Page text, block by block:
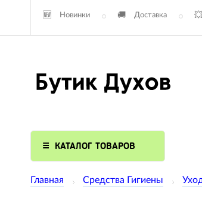
Новинки Доставка
КАТАЛОГ ТОВАРОВ
Главная Средства Гигиены